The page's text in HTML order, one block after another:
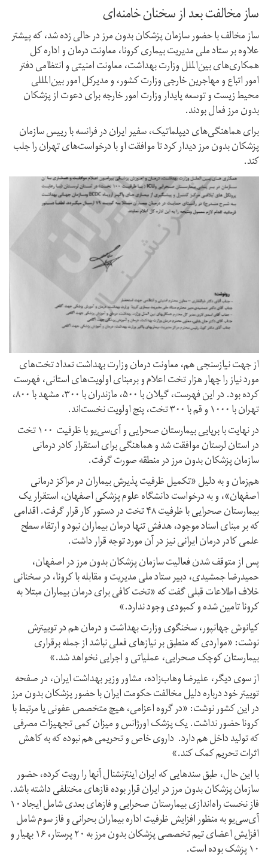
ساز مخالفت بعد از سخنان خامنه‌ای
ساز مخالف با حضور سازمان پزشکان بدون مرز در حالی زده شد، که پیشتر
علاوه بر ستاد ملی مدیریت بیماری کرونا، معاونت درمان و اداره کل
همکاری‌های بین‌الملل وزارت بهداشت، معاونت امنیتی و انتظامی دفتر
امور اتباع و مهاجرین خارجی وزارت کشور، و مدیرکل امور بین‌المللی
محیط زیست و توسعه پایدار وزارت امور خارجه برای دعوت از پزشکان
بدون مرز فعال بودند.
برای هماهنگی‌های دیپلماتیک، سفیر ایران در فرانسه با رییس سازمان
پزشکان بدون مرز دیدار کرد تا موافقت او با درخواست‌های تهران را جلب
کند.
از جهت نیاز‌سنجی هم، معاونت درمان وزارت بهداشت تعداد تخت‌های
مورد نیاز را چهار هزار تخت اعلام و برمبنای اولویت‌های استانی، فهرست
کرده بود. در این فهرست، گیلان با ۵۰۰، مازندران با ۳۰۰، مشهد با ۸۰۰،
تهران با ۱۰۰۰ و قم با ۳۰۰ تخت، پنج اولویت نخست‌اند.
در نهایت با برپایی بیمارستان صحرایی و آی‌سی‌یو با ظرفیت ۱۰۰ تخت
در استان لرستان موافقت ‌شد و هماهنگی برای استقرار کادر درمانی
سازمان پزشکان بدون مرز در منطقه صورت گرفت.
هم‌زمان و به دلیل «تکمیل ظرفیت پذیرش بیماران در مراکز درمانی
اصفهان»، و به درخواست دانشگاه علوم پزشکی اصفهان، استقرار یک
بیمارستان صحرایی با ظرفیت ۴۸ تخت در دستور کار قرار گرفت. اقدامی
که بر مبنای اسناد موجود، هدفش تنها درمان بیماران نبود و ارتقاء سطح
علمی کادر درمان ایرانی نیز در آن مورد توجه قرار داشت.
پس از متوقف شدن فعالیت سازمان پزشکان بدون مرز در اصفهان،
حمیدرضا جمشیدی، دبیر ستاد ملی مدیریت و مقابله با کرونا، در سخنانی
خلاف اطلاعات قبلی گفت که «تخت کافی برای درمان بیماران مبتلا به
کرونا تامین شده و کمبودی وجود ندارد.»
کیانوش جهانپور، سخنگوی وزارت بهداشت و درمان هم در توییترش
نوشت: «مواردی که منطبق بر نیازهای فعلی نباشد از جمله برقراری
بیمارستان کوچک صحرایی، عملیاتی و اجرایی نخواهد شد.»
از سوی دیگر، علیرضا وهاب‌زاده، مشاور وزیر بهداشت ایران، در صفحه
توییتر خود درباره دلیل مخالفت حکومت ایران با حضور پزشکان بدون مرز
در این کشور نوشت: «‏در گروه اعزامی، هیچ متخصص عفونی یا مرتبط با
کرونا حضور نداشت. یک پزشک اورژانس و میزان کمی تجهیزات مصرفی
که تولید داخل هم دارد. ‏داروی خاص و تحریمی هم نبوده که به کاهش
اثرات تحریم کمک کند.»
با این حال، طبق سندهایی که ایران اینترنشنال آنها را رویت کرده، حضور
سازمان پزشکان بدون مرز در ایران قرار بوده فازهای مختلفی داشته باشد.
فاز نخست راه‌اندازی بیمارستان صحرایی و فاز‌های بعدی شامل ایجاد ۱۰
آی‌سی‌یو به منظور افزایش ظرفیت اداره بیماران بحرانی و فاز سوم شامل
افزایش اعضای تیم تخصصی پزشکان بدون مرز به ۲۰ پرستار، ۱۶ بهیار و
۱۰ پزشک بوده است.